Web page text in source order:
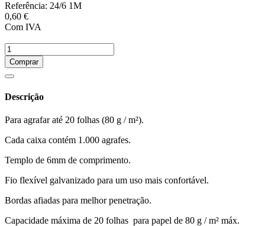
Referência: 24/6 1M
0,60 €
Com IVA
Comprar
Descrição
Para agrafar até 20 folhas (80 g / m²).
Cada caixa contém 1.000 agrafes.
Templo de 6mm de comprimento.
Fio flexível galvanizado para um uso mais confortável.
Bordas afiadas para melhor penetração.
Capacidade máxima de 20 folhas para papel de 80 g / m² máx.